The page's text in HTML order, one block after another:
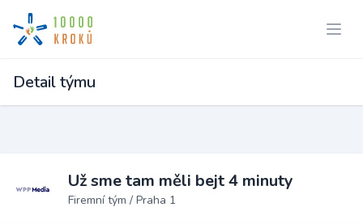
Detail týmu
Už sme tam měli bejt 4 minuty
Firemní tým / Praha 1